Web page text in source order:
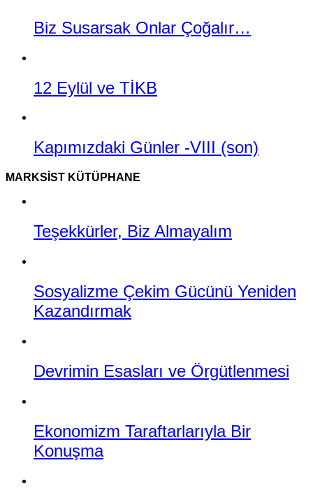
Biz Susarsak Onlar Çoğalır…
12 Eylül ve TİKB
Kapımızdaki Günler -VIII (son)
MARKSIST KÜTÜPHANE
Teşekkürler, Biz Almayalım
Sosyalizme Çekim Gücünü Yeniden
Kazandırmak
Devrimin Esasları ve Örgütlenmesi
Ekonomizm Taraftarlarıyla Bir
Konuşma